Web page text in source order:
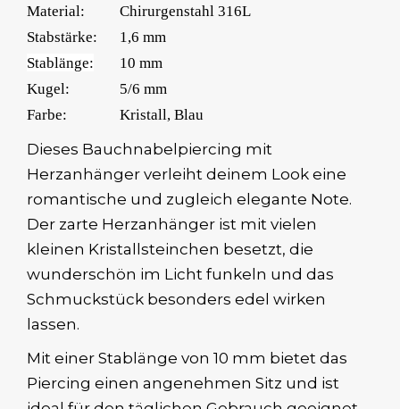
Material:
Chirurgenstahl 316L
Stabstärke:
1,6 mm
Stablänge:
10 mm
Kugel:
5/6 mm
Farbe:
Kristall, Blau
Dieses Bauchnabelpiercing mit
Herzanhänger verleiht deinem Look eine
romantische und zugleich elegante Note.
Der zarte Herzanhänger ist mit vielen
kleinen Kristallsteinchen besetzt, die
wunderschön im Licht funkeln und das
Schmuckstück besonders edel wirken
lassen.
Mit einer Stablänge von 10 mm bietet das
Piercing einen angenehmen Sitz und ist